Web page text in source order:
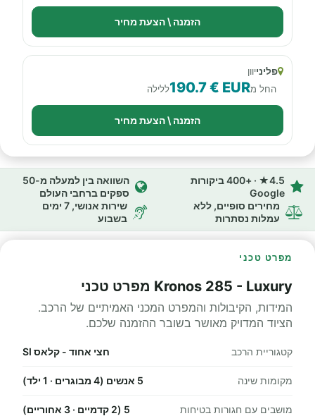
הזמנה \ הצעת מחיר
פלינייוון
החל מ190.7 € EURללילה
הזמנה \ הצעת מחיר
4.5★ · +400 ביקורות
Google
השוואה בין למעלה מ-50
ספקים ברחבי העולם
מחירים סופיים, ללא
עמלות נסתרות
שירות אנושי, 7 ימים
בשבוע
מפרט טכני
Kronos 285 - Luxury מפרט טכני
המידות, הקיבולות והמפרט המכני האמיתיים של הרכב.
הציוד המדויק מאושר בשובר ההזמנה שלכם.
קטגוריית הרכב חצי אחוד - קלאס SI
מקומות שינה 5 אנשים (4 מבוגרים · 1 ילד)
מושבים עם חגורות בטיחות 5 (2 קדמיים · 3 אחוריים)